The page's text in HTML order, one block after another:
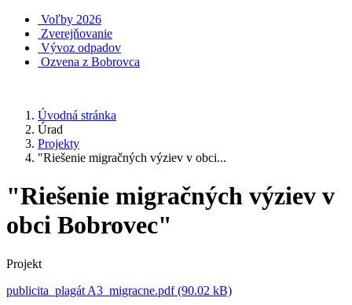
Voľby 2026
Zverejňovanie
Vývoz odpadov
Ozvena z Bobrovca
Úvodná stránka
Úrad
Projekty
"Riešenie migračných výziev v obci...
"Riešenie migračných výziev v
obci Bobrovec"
Projekt
publicita_plagát A3_migracne.pdf (90.02 kB)